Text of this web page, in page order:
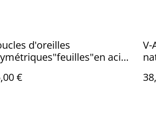
d'oreilles
acier
unique
€
V-